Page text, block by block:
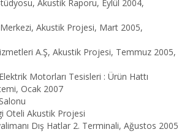
Akustik Raporu, Eylül 2004,
Akustik Projesi, Mart 2005,
A.Ş, Akustik Projesi, Temmuz 2005,
Motorları Tesisleri : Ürün Hattı
Ocak 2007
Oteli Akustik Projesi
Dış Hatlar 2. Terminali, Ağustos 2005